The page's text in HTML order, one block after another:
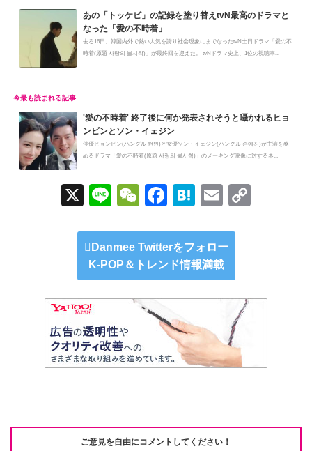
あの「トッケビ」の記録を塗り替えtvN最高のドラマと
なった「愛の不時着」
去る16日、韓国内外で熱い人気を誇り社会現象にまでなったtvN土日ドラマ「愛の不
時着(原題 사랑의 불시착)」が最終回を迎えた。 tvNドラマ史上、1位の視聴率...
'愛の不時着' 終了後に何か発表されそうと囁かれるヒョ
ンビンとソン・イェジン
俳優ヒョンビン(ハングル 현빈)と女優ソン・イェジン(ハングル 손예진)が主演を務
めるドラマ「愛の不時着(原題 사랑의 불시착)」のメーキング映像に対するネ...
X
Li
e
W
C
h
at
F
c
e
b
o
o
k
H
e
n
a
E
ail
n
Danmee Twitterをフォロー
K-POP＆トレンド情報満載
ご意見を自由にコメントしてください！